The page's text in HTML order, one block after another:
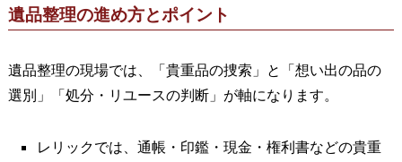
遺品整理の進め方とポイント
遺品整理の現場では、「貴重品の捜索」と「想い出の品の
選別」「処分・リユースの判断」が軸になります。
レリックでは、通帳・印鑑・現金・権利書などの貴重